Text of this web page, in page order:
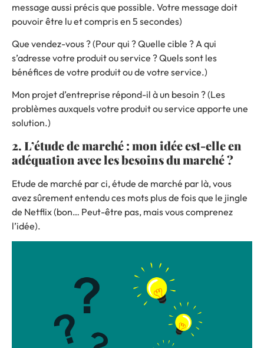
message aussi précis que possible. Votre message doit
pouvoir être lu et compris en 5 secondes)
Que vendez-vous ? (Pour qui ? Quelle cible ? A qui
s’adresse votre produit ou service ? Quels sont les
bénéfices de votre produit ou de votre service.)
Mon projet d’entreprise répond-il à un besoin ? (Les
problèmes auxquels votre produit ou service apporte une
solution.)
2. L’étude de marché : mon idée est-elle en
adéquation avec les besoins du marché ?
Etude de marché par ci, étude de marché par là, vous
avez sûrement entendu ces mots plus de fois que le jingle
de Netflix (bon… Peut-être pas, mais vous comprenez
l’idée).